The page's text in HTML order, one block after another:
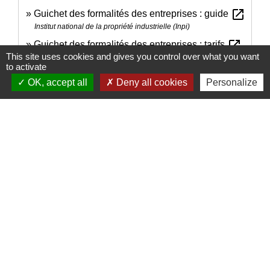
Guichet des formalités des entreprises : guide open_in_new
Institut national de la propriété industrielle (Inpi)
Guichet des formalités des entreprises : tarifsopen_in_new
Institut national de la propriété industrielle (Inpi)
Signaler une erreur sur cette page
This site uses cookies and gives you control over what you want
to activate
OK, accept all
Deny all cookies Personalize